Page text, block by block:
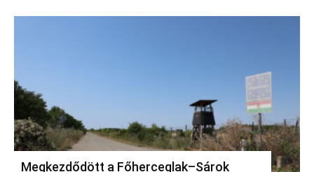
Megkezdődött a Főherceglak–Sárok